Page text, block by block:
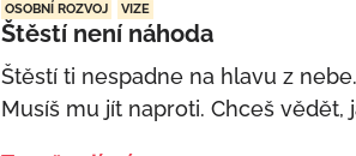
OSOBNÍ ROZVOJ VIZE
Štěstí není náhoda
Štěstí ti nespadne na hlavu z nebe.
Musíš mu jít naproti. Chceš vědět,